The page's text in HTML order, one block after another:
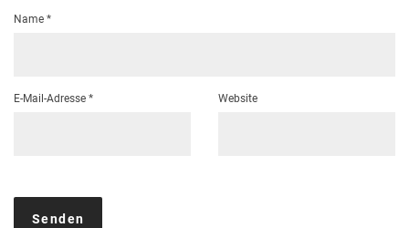
Name *
E-Mail-Adresse * Website